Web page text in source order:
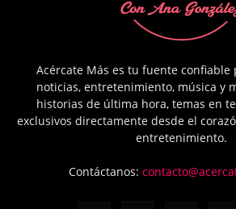
Acércate Más es tu fuente
noticias, entretenimiento, música y
historias de última hora, temas en
exclusivos directamente desde el
entretenimiento.
Contáctanos: